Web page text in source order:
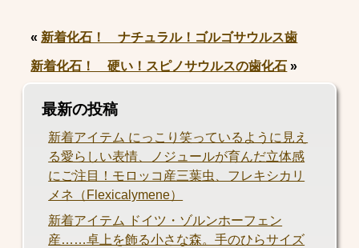
« 新着化石！ ナチュラル！ゴルゴサウルス歯
新着化石！ 硬い！スピノサウルスの歯化石 »
最新の投稿
新着アイテム にっこり笑っているように見え
る愛らしい表情、ノジュールが育んだ立体感
にご注目！モロッコ産三葉虫、フレキシカリ
メネ（Flexicalymene）
新着アイテム ドイツ・ゾルンホーフェン
産……卓上を飾る小さな森。手のひらサイズ